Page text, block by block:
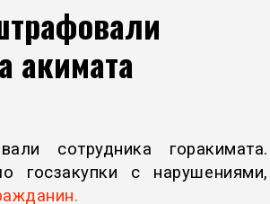
акимата
сотрудника горакимата.
госзакупки с нарушениями,